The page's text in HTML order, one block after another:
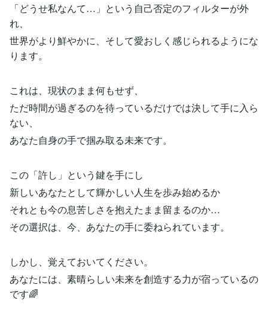
「どうせ私なんて…」という自己否定のフィルターが外
れ、
世界がより鮮やかに、そして愛おしく感じられるようにな
ります。
これは、現状のまま何もせず、
ただ時間が過ぎるのを待っているだけでは決して手に入ら
ない、
あなた自身の手で掴み取る未来です。
この「許し」という鍵を手にし
新しいあなたとして輝かしい人生を歩み始めるか
それとも今の息苦しさを抱えたまま留まるのか…
その選択は、今、あなたの手に委ねられています。
しかし、覚えておいてください。
あなたには、素晴らしい未来を創造する力が宿っているの
です🌈